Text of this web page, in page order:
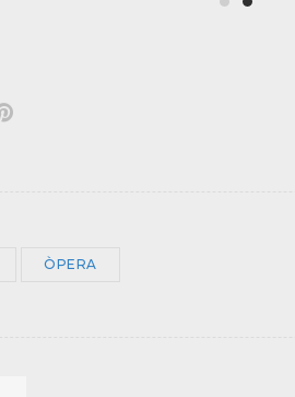
ÒPERA